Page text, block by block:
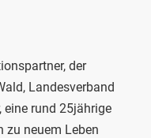
der
Landesverband
eine rund 25jährige
zu neuem Leben